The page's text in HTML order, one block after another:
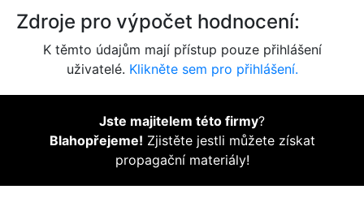
Zdroje pro výpočet hodnocení:
K těmto údajům mají přístup pouze přihlášení
uživatelé. Klikněte sem pro přihlášení.
Jste majitelem této firmy?
Blahopřejeme! Zjistěte jestli můžete získat
propagační materiály!